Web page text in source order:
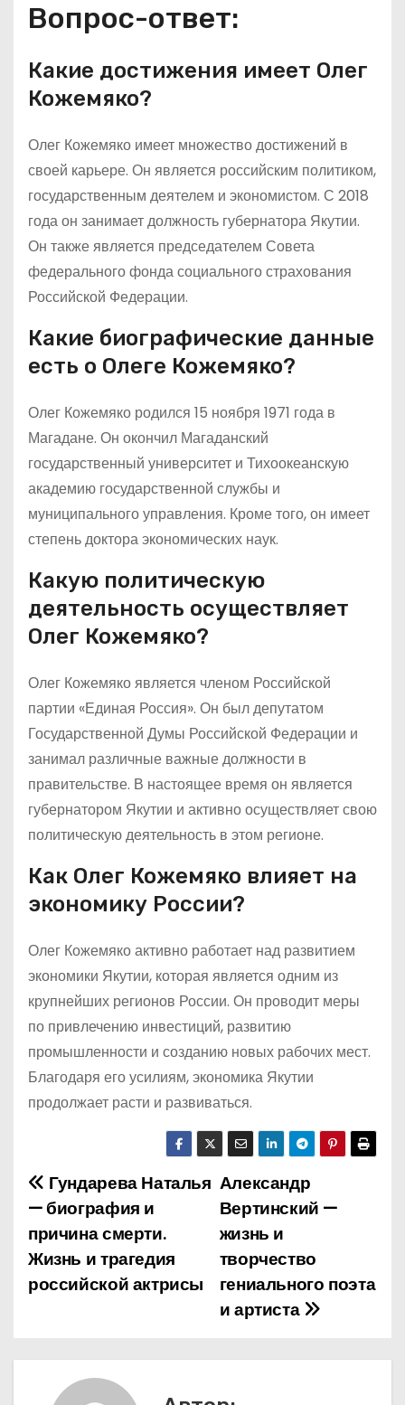
Вопрос-ответ:
Какие достижения имеет Олег
Кожемяко?
Олег Кожемяко имеет множество достижений в
своей карьере. Он является российским политиком,
государственным деятелем и экономистом. С 2018
года он занимает должность губернатора Якутии.
Он также является председателем Совета
федерального фонда социального страхования
Российской Федерации.
Какие биографические данные
есть о Олеге Кожемяко?
Олег Кожемяко родился 15 ноября 1971 года в
Магадане. Он окончил Магаданский
государственный университет и Тихоокеанскую
академию государственной службы и
муниципального управления. Кроме того, он имеет
степень доктора экономических наук.
Какую политическую
деятельность осуществляет
Олег Кожемяко?
Олег Кожемяко является членом Российской
партии «Единая Россия». Он был депутатом
Государственной Думы Российской Федерации и
занимал различные важные должности в
правительстве. В настоящее время он является
губернатором Якутии и активно осуществляет свою
политическую деятельность в этом регионе.
Как Олег Кожемяко влияет на
экономику России?
Олег Кожемяко активно работает над развитием
экономики Якутии, которая является одним из
крупнейших регионов России. Он проводит меры
по привлечению инвестиций, развитию
промышленности и созданию новых рабочих мест.
Благодаря его усилиям, экономика Якутии
продолжает расти и развиваться.
Н
а
в
и
Александр
Вертинский —
жизнь и
творчество
гениального поэта
и артиста
Гундарева Наталья
— биография и
причина смерти.
Жизнь и трагедия
российской актрисы